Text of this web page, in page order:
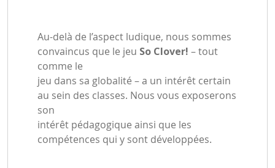
Au-delà de l’aspect ludique, nous sommes
convaincus que le jeu So Clover! – tout
comme le
jeu dans sa globalité – a un intérêt certain
au sein des classes. Nous vous exposerons
son
intérêt pédagogique ainsi que les
compétences qui y sont développées.